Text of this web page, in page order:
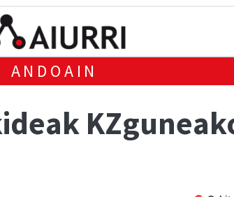
ANDOAIN